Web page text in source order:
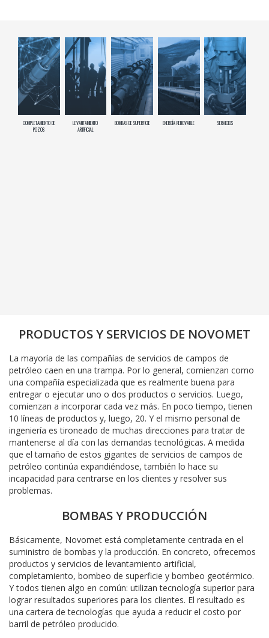
COMPLETAMIENTO DE
POZOS
LEVANTAMIENTO
ARTIFICIAL
BOMBAS DE SUPERFICIE ENERGÍA RENOVABLE SERVICIOS
PRODUCTOS Y SERVICIOS DE NOVOMET
La mayoría de las compañías de servicios de campos de
petróleo caen en una trampa. Por lo general, comienzan como
una compañía especializada que es realmente buena para
entregar o ejecutar uno o dos productos o servicios. Luego,
comienzan a incorporar cada vez más. En poco tiempo, tienen
10 líneas de productos y, luego, 20. Y el mismo personal de
ingeniería es tironeado de muchas direcciones para tratar de
mantenerse al día con las demandas tecnológicas. A medida
que el tamaño de estos gigantes de servicios de campos de
petróleo continúa expandiéndose, también lo hace su
incapacidad para centrarse en los clientes y resolver sus
problemas.
BOMBAS Y PRODUCCIÓN
Básicamente, Novomet está completamente centrada en el
suministro de bombas y la producción. En concreto, ofrecemos
productos y servicios de levantamiento artificial,
completamiento, bombeo de superficie y bombeo geotérmico.
Y todos tienen algo en común: utilizan tecnología superior para
lograr resultados superiores para los clientes. El resultado es
una cartera de tecnologías que ayuda a reducir el costo por
barril de petróleo producido.